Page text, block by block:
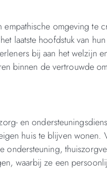
omgeving te
laatste hoofdstuk van
bij aan het welzijn
binnen de vertrouwde
en
huis te blijven wonen.
waarbij ze een